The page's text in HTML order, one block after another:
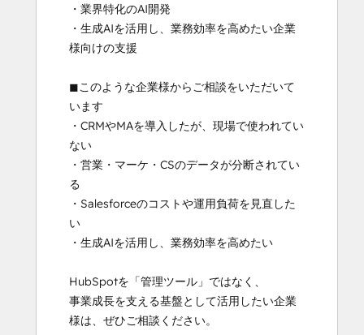
・業界特化のAI開発
・生成AIを活用し、業務効率を高めたい企業
様向けの支援
◼︎このような企業様からご相談をいただいて
います
・CRMやMAを導入したが、現場で使われてい
ない
・営業・マーケ・CSのデータが分断されてい
る
・Salesforceのコストや運用負荷を見直した
い
・生成AIを活用し、業務効率を高めたい
HubSpotを「管理ツール」ではなく、
事業成長を支える基盤として活用したい企業
様は、ぜひご相談ください。